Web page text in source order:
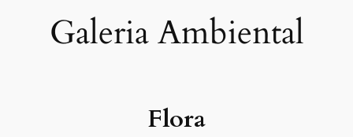
Galeria Ambiental
Flora